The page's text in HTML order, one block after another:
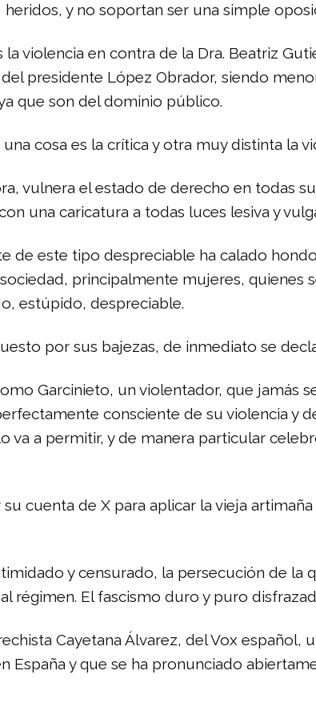
y no soportan ser una simple
violencia en contra de la Dra. Beatriz
presidente López Obrador, siendo
que son del dominio público.
cosa es la crítica y otra muy distinta la
vulnera el estado de derecho en todas
una caricatura a todas luces lesiva y
de este tipo despreciable ha calado
principalmente mujeres, quienes
estúpido, despreciable.
por sus bajezas, de inmediato se
Garcinieto, un violentador, que jamás
consciente de su violencia y
va a permitir, y de manera particular
cuenta de X para aplicar la vieja
y censurado, la persecución de
régimen. El fascismo duro y puro
Cayetana Álvarez, del Vox español,
España y que se ha pronunciado